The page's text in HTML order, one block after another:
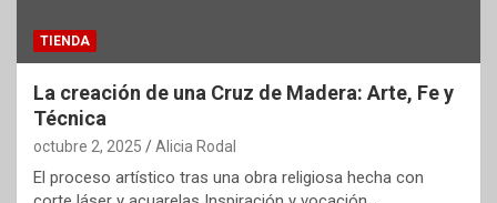
TIENDA
La creación de una Cruz de Madera: Arte, Fe y
Técnica
octubre 2, 2025 Alicia Rodal
El proceso artístico tras una obra religiosa hecha con